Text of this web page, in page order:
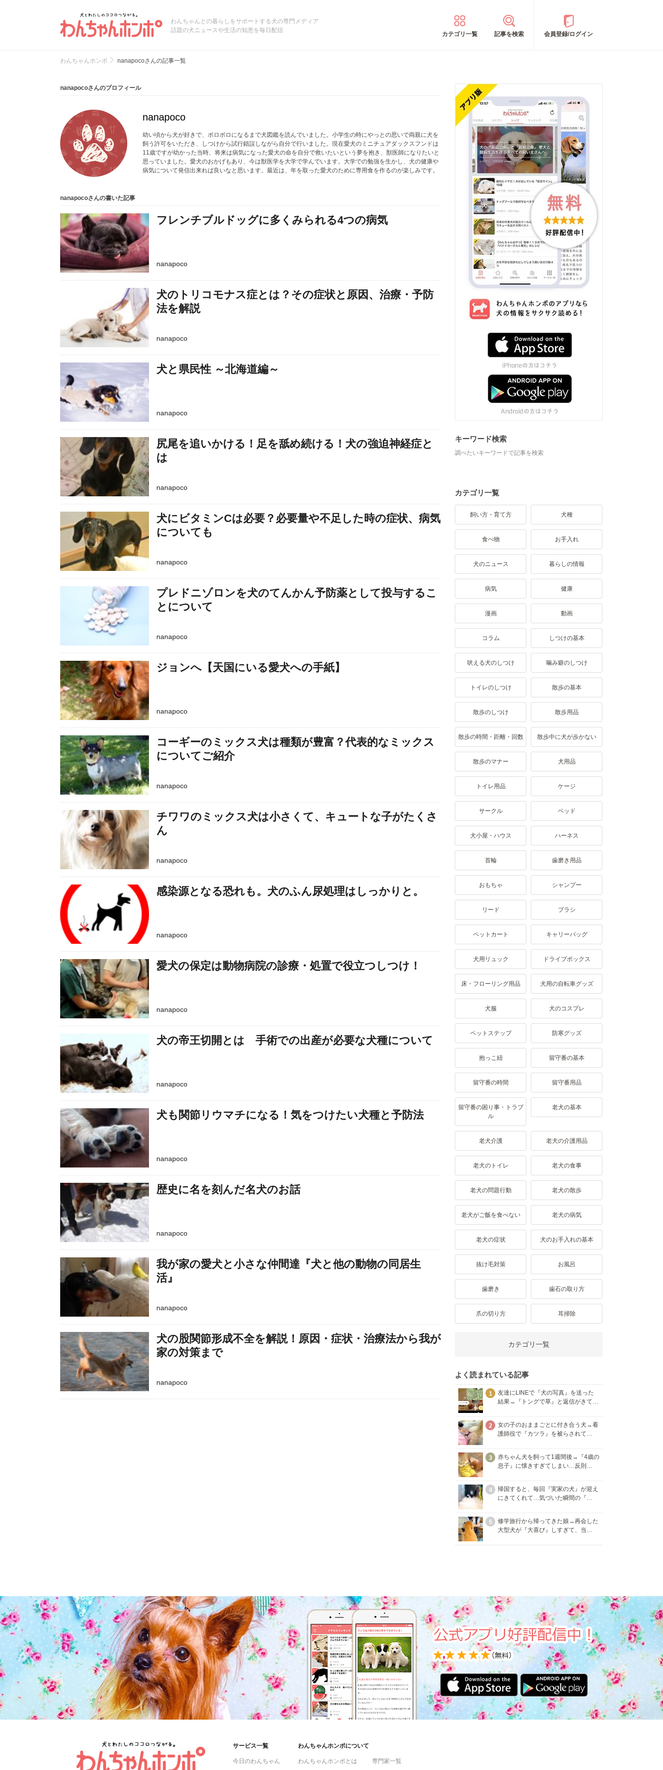
わんちゃんとの暮らしをサポートする犬の専門メディア
話題の犬ニュースや生活の知恵を毎日配信
カテゴリ一覧 記事を検索 会員登録/ログイン
わんちゃんホンポ nanapocoさんの記事一覧
nanapocoさんのプロフィール
nanapoco
幼い頃から犬が好きで、ボロボロになるまで犬図鑑を読んでいました。小学生の時にやっとの思いで両親に犬を
飼う許可をいただき、しつけから試行錯誤しながら自分で行いました。現在愛犬のミニチュアダックスフンドは
11歳ですが幼かった当時、将来は病気になった愛犬の命を自分で救いたいという夢を抱き、獣医師になりたいと
思っていました。愛犬のおかげもあり、今は獣医学を大学で学んでいます。大学での勉強を生かし、犬の健康や
病気について発信出来れば良いなと思います。最近は、年を取った愛犬のために専用食を作るのが楽しみです。
nanapocoさんの書いた記事
フレンチブルドッグに多くみられる4つの病気
nanapoco
犬のトリコモナス症とは？その症状と原因、治療・予防
法を解説
nanapoco
犬と県民性 ～北海道編～
nanapoco
尻尾を追いかける！足を舐め続ける！犬の強迫神経症と
は
nanapoco
犬にビタミンCは必要？必要量や不足した時の症状、病気
についても
nanapoco
プレドニゾロンを犬のてんかん予防薬として投与するこ
とについて
nanapoco
ジョンへ【天国にいる愛犬への手紙】
nanapoco
コーギーのミックス犬は種類が豊富？代表的なミックス
についてご紹介
nanapoco
チワワのミックス犬は小さくて、キュートな子がたくさ
ん
nanapoco
感染源となる恐れも。犬のふん尿処理はしっかりと。
nanapoco
愛犬の保定は動物病院の診療・処置で役立つしつけ！
nanapoco
犬の帝王切開とは 手術での出産が必要な犬種について
nanapoco
犬も関節リウマチになる！気をつけたい犬種と予防法
nanapoco
歴史に名を刻んだ名犬のお話
nanapoco
我が家の愛犬と小さな仲間達『犬と他の動物の同居生
活』
nanapoco
犬の股関節形成不全を解説！原因・症状・治療法から我が
家の対策まで
nanapoco
キーワード検索
調べたいキーワードで記事を検索
カテゴリ一覧
飼い方・育て方 犬種
食べ物 お手入れ
犬のニュース 暮らしの情報
病気 健康
漫画 動画
コラム しつけの基本
吠える犬のしつけ 噛み癖のしつけ
トイレのしつけ 散歩の基本
散歩のしつけ 散歩用品
散歩の時間・距離・回数 散歩中に犬が歩かない
散歩のマナー 犬用品
トイレ用品 ケージ
サークル ベッド
犬小屋・ハウス ハーネス
首輪 歯磨き用品
おもちゃ シャンプー
リード ブラシ
ペットカート キャリーバッグ
犬用リュック ドライブボックス
床・フローリング用品 犬用の自転車グッズ
犬服 犬のコスプレ
ペットステップ 防寒グッズ
抱っこ紐 留守番の基本
留守番の時間 留守番用品
留守番の困り事・トラブ
ル
老犬の基本
老犬介護 老犬の介護用品
老犬のトイレ 老犬の食事
老犬の問題行動 老犬の散歩
老犬がご飯を食べない 老犬の病気
老犬の症状 犬のお手入れの基本
抜け毛対策 お風呂
歯磨き 歯石の取り方
爪の切り方 耳掃除
カテゴリ一覧
よく読まれている記事
1
友達にLINEで『犬の写真』を送った
結果→『トングで草』と返信がきて…
2
女の子のおままごとに付き合う犬→看
護師役で『カツラ』を被らされて…
3
赤ちゃん犬を飼って1週間後→『4歳の
息子』に懐きすぎてしまい…反則…
4
帰国すると、毎回『実家の犬』が迎え
にきてくれて…気づいた瞬間の『…
5
修学旅行から帰ってきた娘→再会した
大型犬が『大喜び』しすぎて、当…
サービス一覧
今日のわんちゃん
わんちゃんホンポについて
わんちゃんホンポとは
専門家一覧